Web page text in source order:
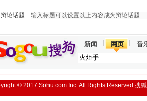
论话题
新闻 网页 音
© 2017 Sohu.com Inc. All Rights Reserved.搜